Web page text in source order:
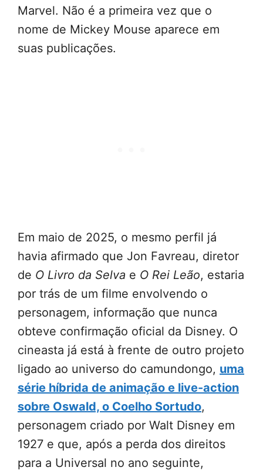
Marvel. Não é a primeira vez que o
nome de Mickey Mouse aparece em
suas publicações.
Em maio de 2025, o mesmo perfil já
havia afirmado que Jon Favreau, diretor
de O Livro da Selva e O Rei Leão, estaria
por trás de um filme envolvendo o
personagem, informação que nunca
obteve confirmação oficial da Disney. O
cineasta já está à frente de outro projeto
ligado ao universo do camundongo, uma
série híbrida de animação e live-action
sobre Oswald, o Coelho Sortudo,
personagem criado por Walt Disney em
1927 e que, após a perda dos direitos
para a Universal no ano seguinte,